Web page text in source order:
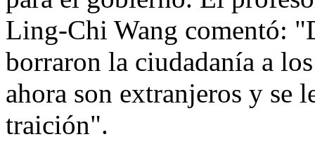
Ling-Chi Wang comentó:
borraron la ciudadanía a
ahora son extranjeros y se
traición".